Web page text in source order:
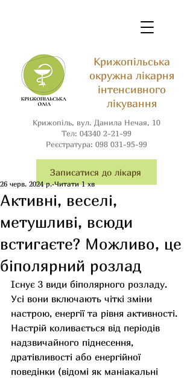
Крижопільська
окружна лікарня
інтенсивного
лікування
Крижопіль, вул. Данила Нечая, 10
Тел: 04340 2-21-99
Реєстратура: 098 031-95-99
Записатися до лікаря
Активні, веселі,
метушливі, всюди
встигаєте? Можливо, це
біполярний розлад
26 черв. 2024 р. Читати 1 хв
Існує 3 види біполярного розладу.
Усі вони включають чіткі зміни
настрою, енергії та рівня активності.
Настрій коливається від періодів
надзвичайного піднесення,
дратівливості або енергійної
поведінки (відомі як маніакальні